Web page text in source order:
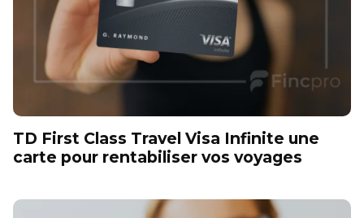
TD First Class Travel Visa Infinite une
carte pour rentabiliser vos voyages